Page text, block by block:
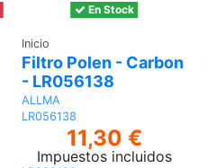
En Stock
Inicio
Filtro Polen - Carbon
- LR056138
ALLMA
LR056138
11,30 €
Impuestos incluidos